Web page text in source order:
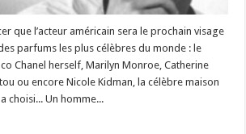
que l’acteur américain sera le prochain visage
parfums les plus célèbres du monde : le
Chanel herself, Marilyn Monroe, Catherine
ou encore Nicole Kidman, la célèbre maison
choisi... Un homme...